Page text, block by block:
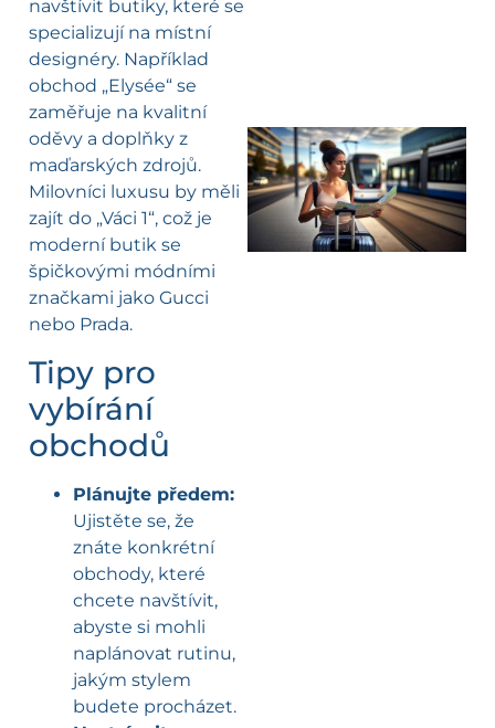
navštívit butiky, které se
specializují na místní
designéry. Například
obchod „Elysée“ se
zaměřuje na kvalitní
oděvy a doplňky z
maďarských zdrojů.
Milovníci luxusu by měli
zajít do „Váci 1“, což je
moderní butik se
špičkovými módními
značkami jako Gucci
nebo Prada.
Tipy pro
vybírání
obchodů
Plánujte předem:
Ujistěte se, že
znáte konkrétní
obchody, které
chcete navštívit,
abyste si mohli
naplánovat rutinu,
jakým stylem
budete procházet.